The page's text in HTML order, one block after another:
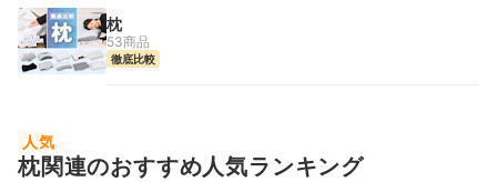
枕
53商品
徹底比較
人気
枕関連のおすすめ人気ランキング